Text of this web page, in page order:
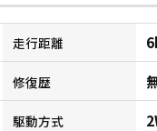
走行距離
修復歴
駆動方式